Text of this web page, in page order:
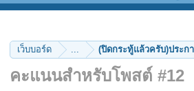
เว็บบอร์ด ... (ปิดกระทู้แล้วครับ)ประ
คะแนนสำหรับโพสต์ #12